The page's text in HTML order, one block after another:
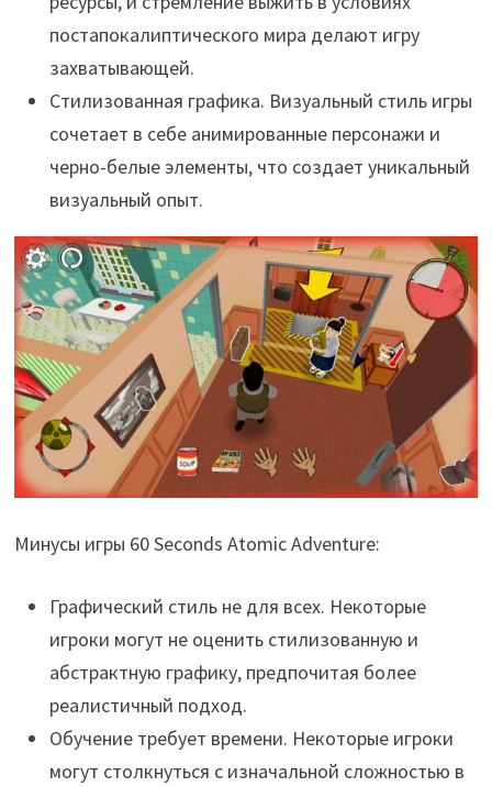
постапокалиптического мира делают игру
захватывающей.
Стилизованная графика. Визуальный стиль игры
сочетает в себе анимированные персонажи и
черно-белые элементы, что создает уникальный
визуальный опыт.
Минусы игры 60 Seconds Atomic Adventure:
Графический стиль не для всех. Некоторые
игроки могут не оценить стилизованную и
абстрактную графику, предпочитая более
реалистичный подход.
Обучение требует времени. Некоторые игроки
могут столкнуться с изначальной сложностью в